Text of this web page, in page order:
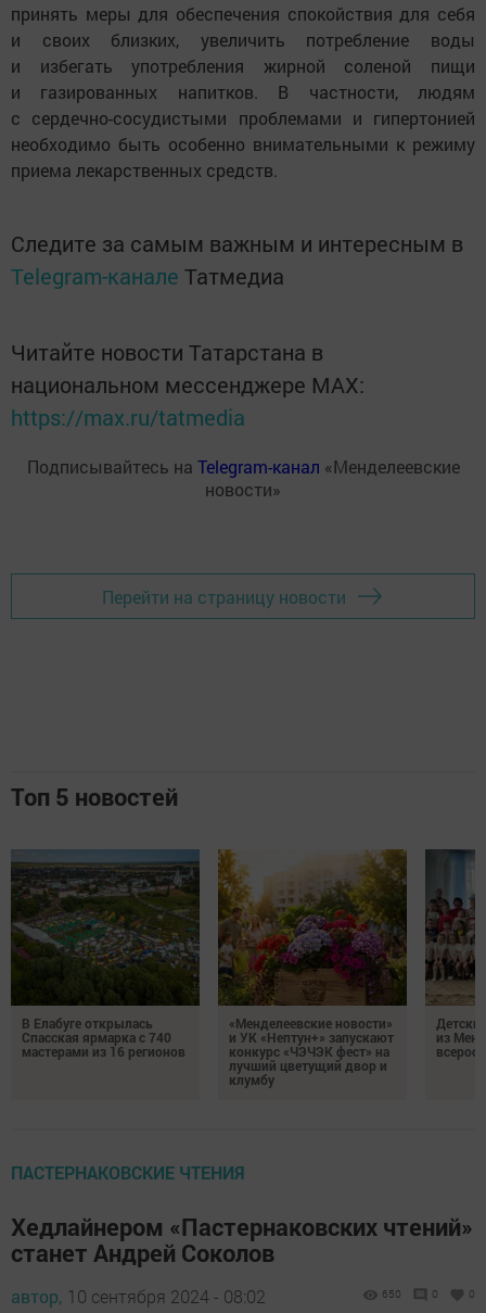
принять меры для обеспечения спокойствия для себя
и своих близких, увеличить потребление воды
и избегать употребления жирной соленой пищи
и газированных напитков. В частности, людям
с сердечно-сосудистыми проблемами и гипертонией
необходимо быть особенно внимательными к режиму
приема лекарственных средств.
Следите за самым важным и интересным в
Telegram-канале Татмедиа
Читайте новости Татарстана в
национальном мессенджере MАХ:
https://max.ru/tatmedia
Подписывайтесь на Telegram-канал «Менделеевские
новости»
Перейти на страницу новости
Топ 5 новостей
В Елабуге открылась
Спасская ярмарка с 740
мастерами из 16 регионов
«Менделеевские новости»
и УК «Нептун+» запускают
конкурс «ЧЭЧЭК фест» на
лучший цветущий двор и
клумбу
из
ПАСТЕРНАКОВСКИЕ ЧТЕНИЯ
Хедлайнером «Пастернаковских чтений»
станет Андрей Соколов
автор, 10 сентября 2024 - 08:02 650 0 0